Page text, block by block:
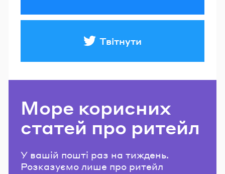
Твітнути
Море корисних
статей про ритейл
У вашій пошті раз на тиждень.
Розказуємо лише про ритейл